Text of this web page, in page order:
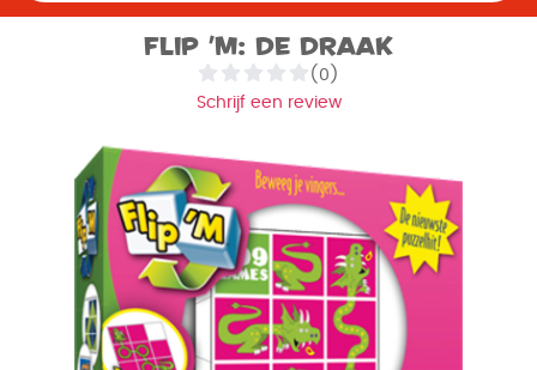
Flip 'm: De Draak
(0)
Schrijf een review